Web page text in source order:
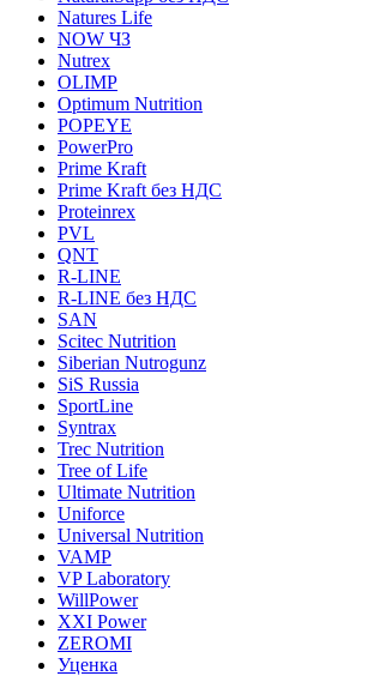
Natures Life
NOW ЧЗ
Nutrex
OLIMP
Optimum Nutrition
POPEYE
PowerPro
Prime Kraft
Prime Kraft без НДС
Proteinrex
PVL
QNT
R-LINE
R-LINE без НДС
SAN
Scitec Nutrition
Siberian Nutrogunz
SiS Russia
SportLine
Syntrax
Trec Nutrition
Tree of Life
Ultimate Nutrition
Uniforce
Universal Nutrition
VAMP
VP Laboratory
WillPower
XXI Power
ZEROMI
Уценка